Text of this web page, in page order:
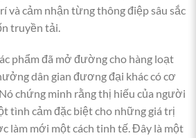
và cảm nhận từng thông điệp sâu sắc
truyền tải.
phẩm đã mở đường cho hàng loạt
dân gian đương đại khác có cơ
chứng minh rằng thị hiếu của người
tình cảm đặc biệt cho những giá trị
làm mới một cách tinh tế. Đây là một